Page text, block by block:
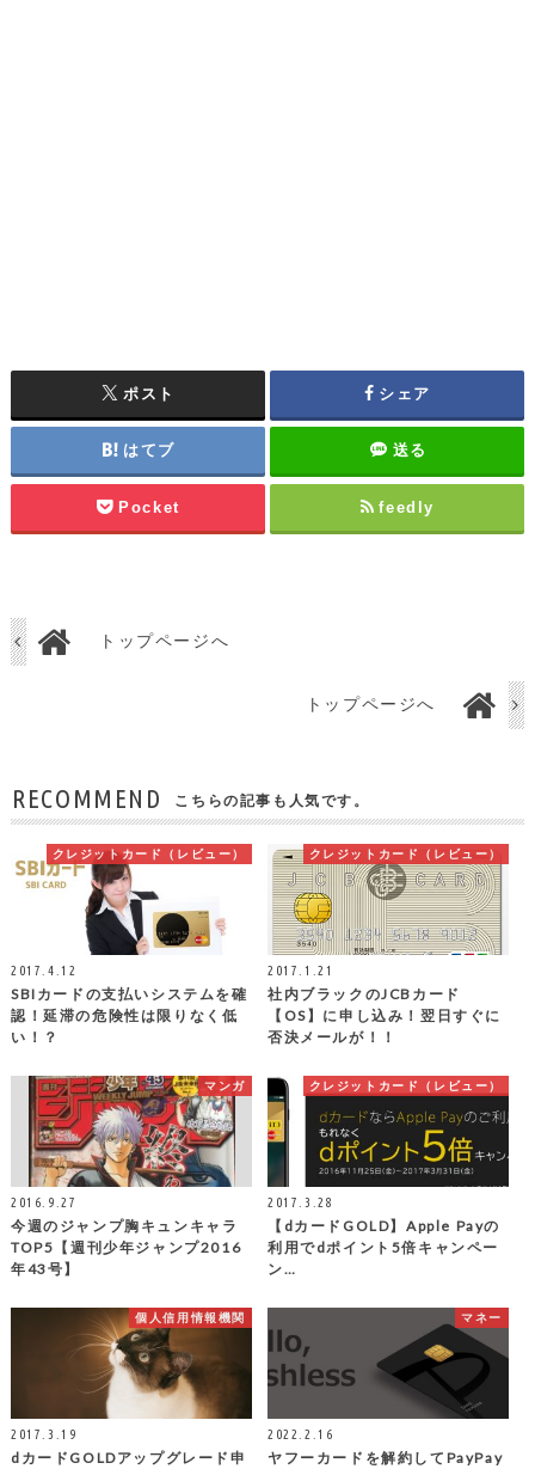
ポスト シェア
はてブ 送る
Pocket feedly
トップページへ
トップページへ
RECOMMEND こちらの記事も人気です。
クレジットカード（レビュー）
2017.4.12
SBIカードの支払いシステムを確
認！延滞の危険性は限りなく低
い！？
クレジットカード（レビュー）
2017.1.21
社内ブラックのJCBカード
【OS】に申し込み！翌日すぐに
否決メールが！！
マンガ
2016.9.27
今週のジャンプ胸キュンキャラ
TOP5【週刊少年ジャンプ2016
年43号】
クレジットカード（レビュー）
2017.3.28
【dカードGOLD】Apple Payの
利用でdポイント5倍キャンペー
ン…
個人信用情報機関
2017.3.19
dカードGOLDアップグレード申
マネー
2022.2.16
ヤフーカードを解約してPayPay